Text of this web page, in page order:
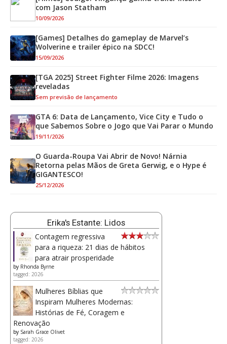
com Jason Statham
10/09/2026
[Games] Detalhes do gameplay de Marvel’s
Wolverine e trailer épico na SDCC!
15/09/2026
[TGA 2025] Street Fighter Filme 2026: Imagens
reveladas
Sem previsão de lançamento
GTA 6: Data de Lançamento, Vice City e Tudo o
que Sabemos Sobre o Jogo que Vai Parar o Mundo
19/11/2026
O Guarda-Roupa Vai Abrir de Novo! Nárnia
Retorna pelas Mãos de Greta Gerwig, e o Hype é
GIGANTESCO!
25/12/2026
Erika's Estante: Lidos
Contagem regressiva
para a riqueza: 21 dias de hábitos
para atrair prosperidade
by Rhonda Byrne
tagged: 2026
Mulheres Bíblias que
Inspiram Mulheres Modernas:
Histórias de Fé, Coragem e
Renovação
by Sarah Grace Olivet
tagged: 2026